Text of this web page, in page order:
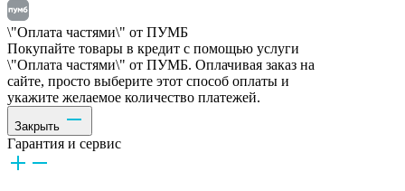
\"Оплата частями\" от ПУМБ
Покупайте товары в кредит с помощью услуги
\"Оплата частями\" от ПУМБ. Оплачивая заказ на
сайте, просто выберите этот способ оплаты и
укажите желаемое количество платежей.
Закрыть
Гарантия и сервис